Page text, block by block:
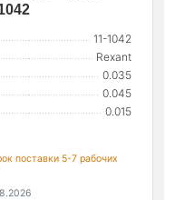
11-1042
Rexant
0.035
0.045
0.015
поставки 5-7 рабочих